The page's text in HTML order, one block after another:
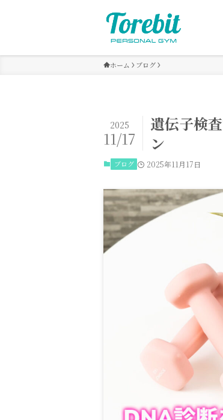
ホーム ブログ
遺伝子検
ン
2025
11/17
ブログ 2025年11月17日